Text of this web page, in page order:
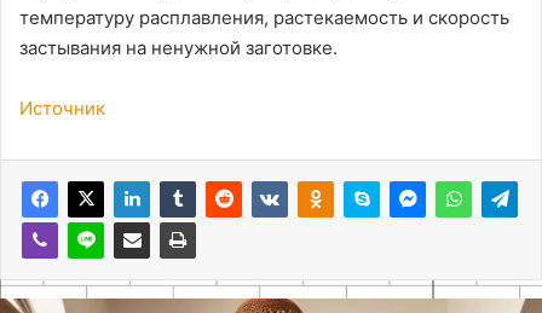
температуру расплавления, растекаемость и скорость
застывания на ненужной заготовке.
Источник